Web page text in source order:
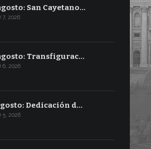
San Cayetano…
7, 2026
Transfigurac…
6, 2026
Dedicación d…
5, 2026